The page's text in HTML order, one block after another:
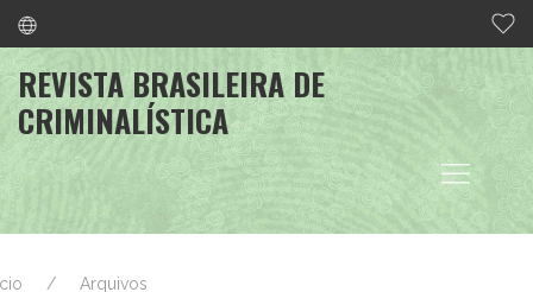
REVISTA BRASILEIRA DE
CRIMINALÍSTICA
Arquivos